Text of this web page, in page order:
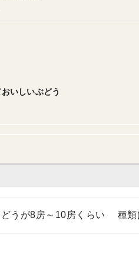
どうが8房～10房くらい 種類
いしいぶどう